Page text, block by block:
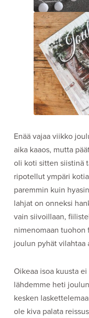
Enää vajaa viikko
aika kaaos, mutta
oli koti sitten siistinä
ripotellut ympäri
paremmin kuin
lahjat on onneksi
vain siivoillaan,
nimenomaan tuohon
joulun pyhät vilahtaa
Oikeaa isoa kuusta
lähdemme heti
kesken
ole kiva palata